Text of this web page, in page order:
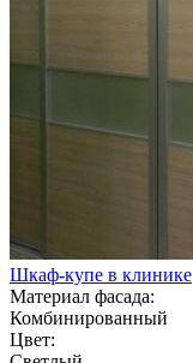
Шкаф-купе в клинике
Материал фасада:
Комбинированный
Цвет: